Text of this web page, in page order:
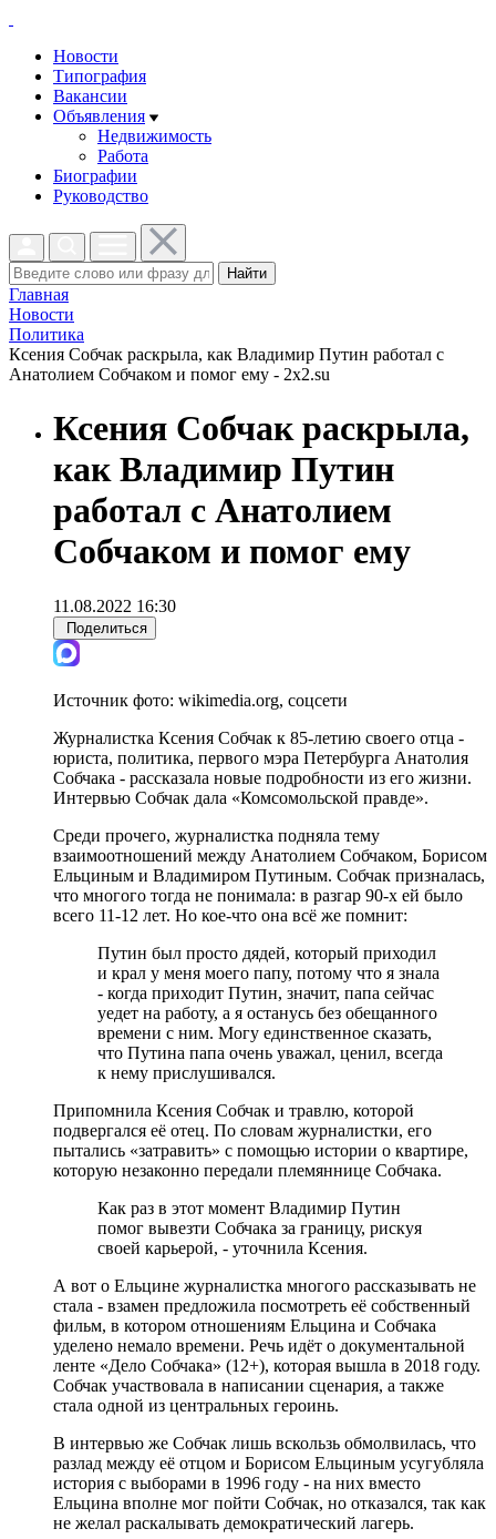
Новости
Типография
Вакансии
Объявления
Недвижимость
Работа
Биографии
Руководство
Найти
Главная
Новости
Политика
Ксения Собчак раскрыла, как Владимир Путин работал с
Анатолием Собчаком и помог ему - 2x2.su
Ксения Собчак раскрыла,
как Владимир Путин
работал с Анатолием
Собчаком и помог ему
11.08.2022 16:30
Поделиться
Источник фото: wikimedia.org, соцсети
Журналистка Ксения Собчак к 85-летию своего отца -
юриста, политика, первого мэра Петербурга Анатолия
Собчака - рассказала новые подробности из его жизни.
Интервью Собчак дала «Комсомольской правде».
Среди прочего, журналистка подняла тему
взаимоотношений между Анатолием Собчаком, Борисом
Ельциным и Владимиром Путиным. Собчак призналась,
что многого тогда не понимала: в разгар 90-х ей было
всего 11-12 лет. Но кое-что она всё же помнит:
Путин был просто дядей, который приходил
и крал у меня моего папу, потому что я знала
- когда приходит Путин, значит, папа сейчас
уедет на работу, а я останусь без обещанного
времени с ним. Могу единственное сказать,
что Путина папа очень уважал, ценил, всегда
к нему прислушивался.
Припомнила Ксения Собчак и травлю, которой
подвергался её отец. По словам журналистки, его
пытались «затравить» с помощью истории о квартире,
которую незаконно передали племяннице Собчака.
Как раз в этот момент Владимир Путин
помог вывезти Собчака за границу, рискуя
своей карьерой, - уточнила Ксения.
А вот о Ельцине журналистка многого рассказывать не
стала - взамен предложила посмотреть её собственный
фильм, в котором отношениям Ельцина и Собчака
уделено немало времени. Речь идёт о документальной
ленте «Дело Собчака» (12+), которая вышла в 2018 году.
Собчак участвовала в написании сценария, а также
стала одной из центральных героинь.
В интервью же Собчак лишь вскользь обмолвилась, что
разлад между её отцом и Борисом Ельциным усугубляла
история с выборами в 1996 году - на них вместо
Ельцина вполне мог пойти Собчак, но отказался, так как
не желал раскалывать демократический лагерь.